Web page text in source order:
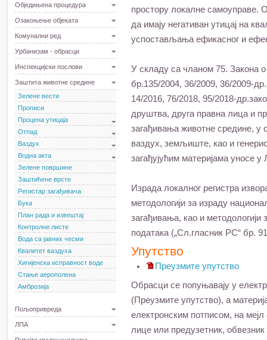
Обједињена процедура
Озакоњење објеката
Комунални ред
Урбанизам - обрасци
Инспекцијски послови
Заштита животне средине
Зелене вести
Прописи
Процена утицаја
Отпад
Ваздух
Водна акта
Зелене површине
Заштићене врсте
Регистар загађивача
Бука
План рада и извештај
Контролне листе
Вода са јавних чесми
Квалитет ваздуха
Хигијенска исправност воде
Стање аерополена
Амброзија
Пољопривреда
ЛПА
простору локалне самоуправе.
да имају негативан утицај на
успостављања ефикасног и
У складу са чланом 75. Закона
бр.135/2004, 36/2009, 36/2009-
14/2016, 76/2018, 95/2018-
друштва, друга правна лица и
загађивања животне средине, у
ваздух, земљиште, као и
загађујућим материјама уносе
Израда локалног регистра
методологији за израду
загађивања, као и
података („Сл.гласник РС“ бр.
Упутство
Преузмите упутство
Обрасци се попуњавају у
(Преузмите упутство), а
електронским потписом, на
лице или предузетник,